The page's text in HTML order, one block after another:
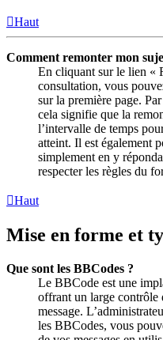
Haut
Comment remonter mon
En cliquant sur le lien «
consultation, vous
sur la première page.
cela signifie que la
l’intervalle de temps
atteint. Il est également
simplement en y
respecter les règles du
Haut
Mise en forme et
Que sont les BBCodes ?
Le BBCode est une
offrant un large contrôle
message.
les BBCodes, vous